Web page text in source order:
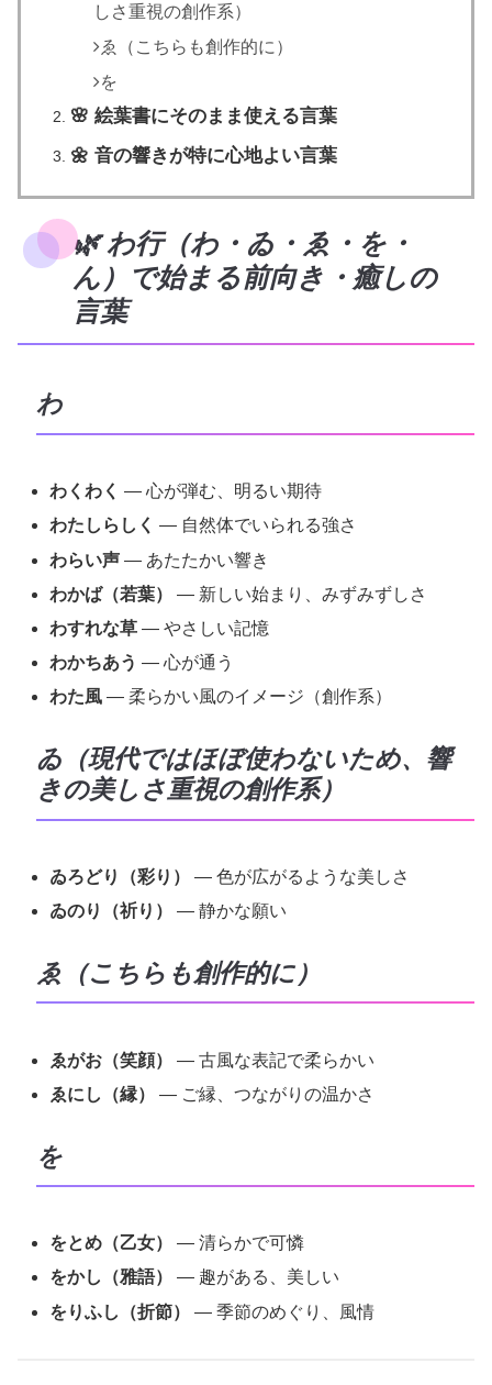
しさ重視の創作系）
ゑ（こちらも創作的に）
を
🌸 絵葉書にそのまま使える言葉
🌼 音の響きが特に心地よい言葉
🌿 わ行（わ・ゐ・ゑ・を・
ん）で始まる前向き・癒しの
言葉
わ
わくわく — 心が弾む、明るい期待
わたしらしく — 自然体でいられる強さ
わらい声 — あたたかい響き
わかば（若葉）
— 新しい始まり、みずみずしさ
わすれな草 — やさしい記憶
わかちあう — 心が通う
わた風 — 柔らかい風のイメージ（創作系）
ゐ（現代ではほぼ使わないため、響
きの美しさ重視の創作系）
ゐろどり（彩り）
— 色が広がるような美しさ
ゐのり（祈り）
— 静かな願い
ゑ（こちらも創作的に）
ゑがお（笑顔）
— 古風な表記で柔らかい
ゑにし（縁）
— ご縁、つながりの温かさ
を
をとめ（乙女）
— 清らかで可憐
をかし（雅語）
— 趣がある、美しい
をりふし（折節）
— 季節のめぐり、風情